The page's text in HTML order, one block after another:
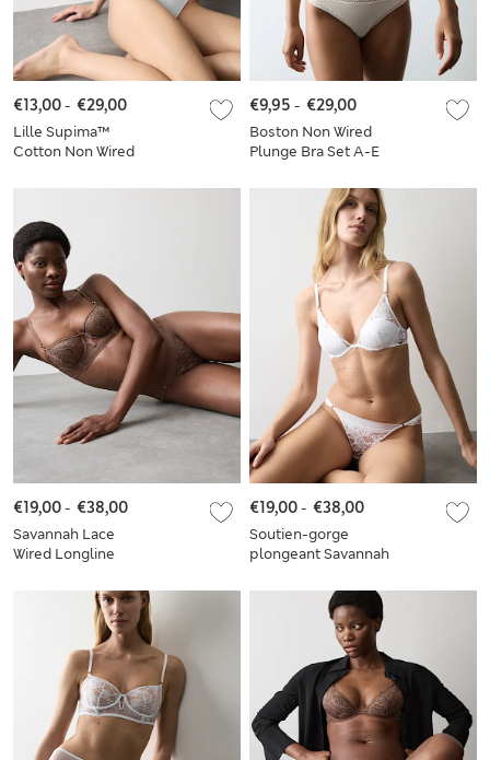
Lille Supima™
Cotton Non Wired
€13,00- €29,00
Boston Non Wired
Plunge Bra Set A-E
€9,95 - €29,00
Savannah Lace
Wired Longline
€19,00- €38,00
Soutien-gorge
plongeant Savannah
armatures, bonnets
€19,00- €38,00